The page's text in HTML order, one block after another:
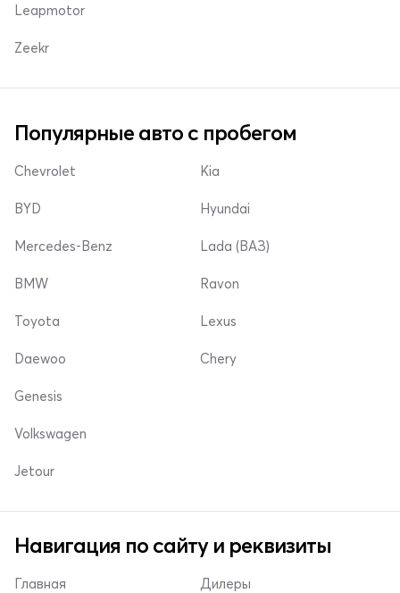
Leapmotor
Zeekr
Популярные авто с пробегом
Chevrolet
BYD
Mercedes-Benz
Kia
Hyundai
Lada (ВАЗ)
BMW
Toyota
Daewoo
Ravon
Lexus
Chery
Genesis
Volkswagen
Jetour
Навигация по сайту и реквизиты
Главная Дилеры